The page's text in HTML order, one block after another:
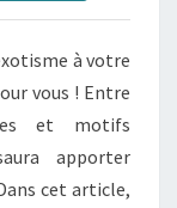
à votre
vous ! Entre
et motifs
apporter
cet article,